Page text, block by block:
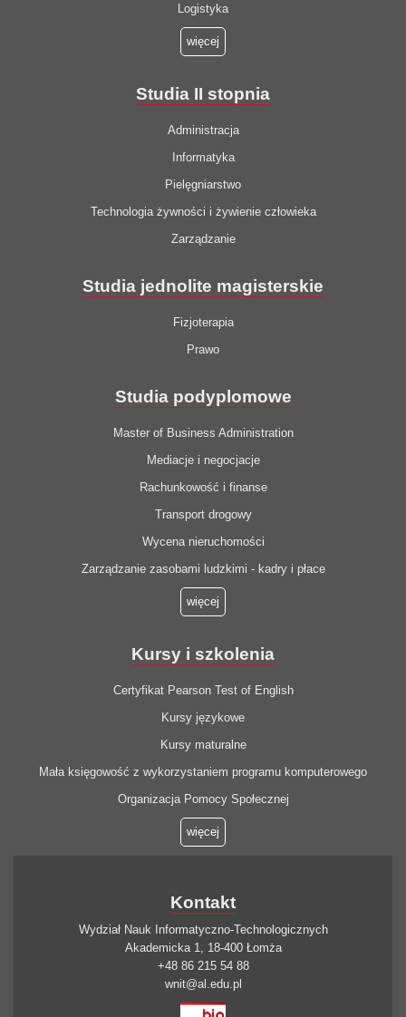
Logistyka
więcej
Studia II stopnia
Administracja
Informatyka
Pielęgniarstwo
Technologia żywności i żywienie człowieka
Zarządzanie
Studia jednolite magisterskie
Fizjoterapia
Prawo
Studia podyplomowe
Master of Business Administration
Mediacje i negocjacje
Rachunkowość i finanse
Transport drogowy
Wycena nieruchomości
Zarządzanie zasobami ludzkimi - kadry i płace
więcej
Kursy i szkolenia
Certyfikat Pearson Test of English
Kursy językowe
Kursy maturalne
Mała księgowość z wykorzystaniem programu komputerowego
Organizacja Pomocy Społecznej
więcej
Kontakt
Wydział Nauk Informatyczno-Technologicznych
Akademicka 1, 18-400 Łomża
+48 86 215 54 88
wnit@al.edu.pl